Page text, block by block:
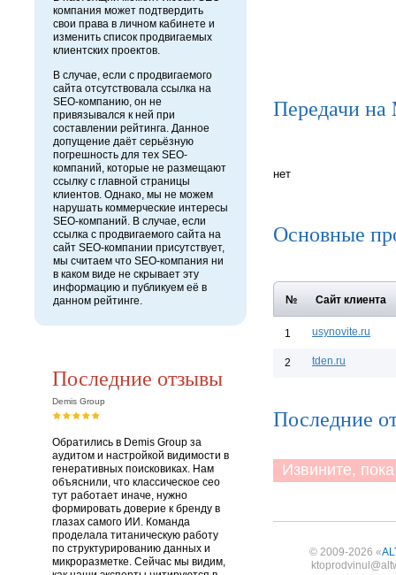
компания может подтвердить
свои права в личном кабинете и
изменить список продвигаемых
клиентских проектов.
В случае, если с продвигаемого
сайта отсутствовала ссылка на
SEO-компанию, он не
привязывался к ней при
составлении рейтинга. Данное
допущение даёт серьёзную
погрешность для тех SEO-
компаний, которые не размещают
ссылку с главной страницы
клиентов. Однако, мы не можем
нарушать коммерческие интересы
SEO-компаний. В случае, если
ссылка с продвигаемого сайта на
сайт SEO-компании присутствует,
мы считаем что SEO-компания ни
в каком виде не скрывает эту
информацию и публикуем её в
данном рейтинге.
Последние отзывы
Demis Group
Обратились в Demis Group за
аудитом и настройкой видимости в
генеративных поисковиках. Нам
объяснили, что классическое сео
тут работает иначе, нужно
формировать доверие к бренду в
глазах самого ИИ. Команда
проделала титаническую работу
по структурированию данных и
микроразметке. Сейчас мы видим,
Передачи на
нет
Основные
№ Сайт клиента
1 usynovite.ru
2 tden.ru
Последние
Извините,
© 2009-2026 «